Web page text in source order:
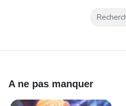
A ne pas manquer